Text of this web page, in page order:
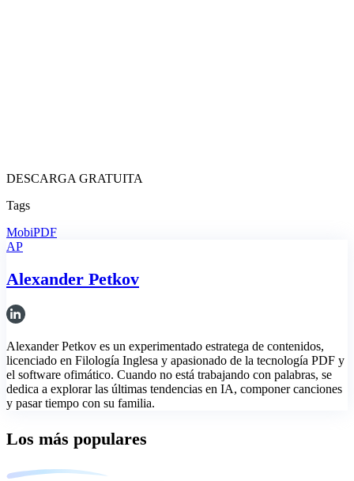
DESCARGA GRATUITA
Tags
MobiPDF
AP
Alexander Petkov
Alexander Petkov es un experimentado estratega de contenidos,
licenciado en Filología Inglesa y apasionado de la tecnología PDF y
el software ofimático. Cuando no está trabajando con palabras, se
dedica a explorar las últimas tendencias en IA, componer canciones
y pasar tiempo con su familia.
Los más populares